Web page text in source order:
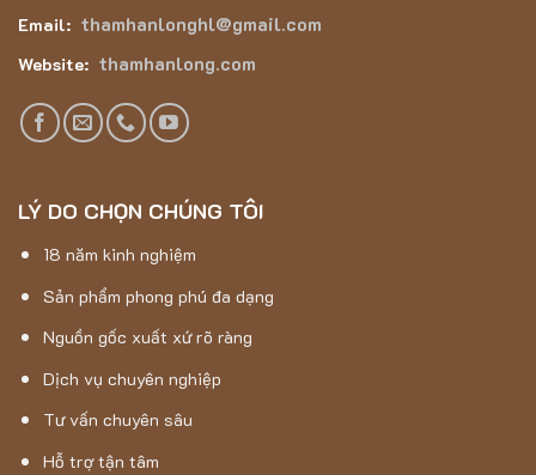
Email: thamhanlonghl@gmail.com
Website: thamhanlong.com
LÝ DO CHỌN CHÚNG TÔI
18 năm kinh nghiệm
Sản phẩm phong phú đa dạng
Nguồn gốc xuất xứ rõ ràng
Dịch vụ chuyên nghiệp
Tư vấn chuyên sâu
Hỗ trợ tận tâm